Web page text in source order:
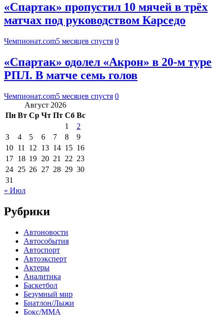
«Спартак» пропустил 10 мячей в трёх
матчах под руководством Карседо
Чемпионат.com5 месяцев спустя 0
«Спартак» одолел «Акрон» в 20-м туре
РПЛ. В матче семь голов
Чемпионат.com5 месяцев спустя 0
Август 2026
Пн Вт Ср Чт Пт Сб Вс
1
2
3
4 5 6 7 8
9
10 11 12 13 14 15 16
17 18 19 20 21 22 23
24 25 26 27 28 29 30
31
« Июл
Рубрики
Автоновости
Автособытия
Автоспорт
Автоэксперт
Актеры
Аналитика
Баскетбол
Безумный мир
Биатлон/Лыжи
Бокс/MMA